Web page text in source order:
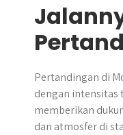
Pertandingan di
dengan intensitas
memberikan
dan atmosfer di